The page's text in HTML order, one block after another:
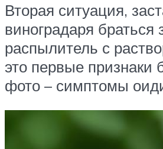
Вторая ситуация,
виноградаря браться
распылитель с
это первые признаки
фото – симптомы